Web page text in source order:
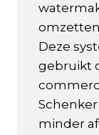
Deze
gebruikt
minder